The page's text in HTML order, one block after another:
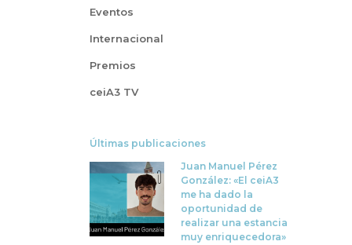
Eventos
Internacional
Premios
ceiA3 TV
Últimas publicaciones
Juan Manuel Pérez
González: «El ceiA3
me ha dado la
oportunidad de
realizar una estancia
muy enriquecedora»